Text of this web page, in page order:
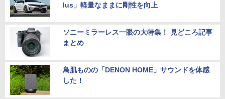
lus」軽量なままに剛性を向上
ソニーミラーレス一眼の大特集！ 見どころ記事
まとめ
鳥肌ものの「DENON HOME」サウンドを体感
した！